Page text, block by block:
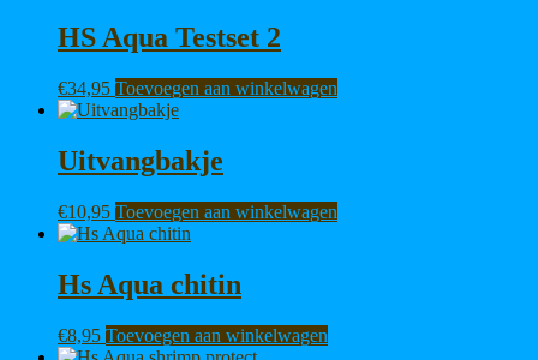
HS Aqua Testset 2
€34,95 Toevoegen aan winkelwagen
Uitvangbakje
€10,95 Toevoegen aan winkelwagen
Hs Aqua chitin
€8,95 Toevoegen aan winkelwagen